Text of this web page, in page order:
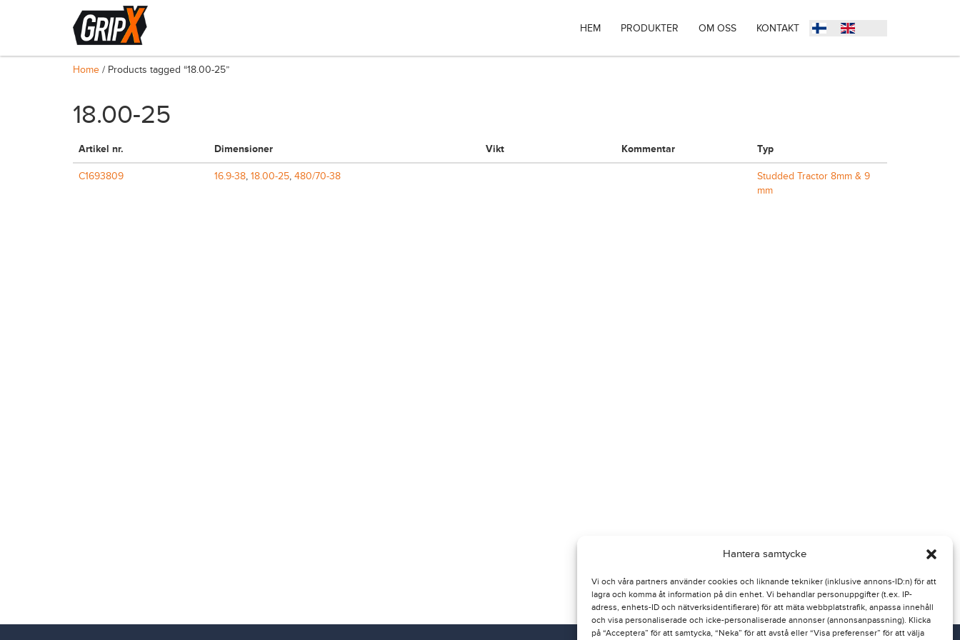
Hantera samtycke
Vi och våra partners använder cookies och liknande tekniker (inklusive annons-ID:n) för att
lagra och komma åt information på din enhet. Vi behandlar personuppgifter (t.ex. IP-
adress, enhets-ID och nätverksidentifierare) för att mäta webbplatstrafik, anpassa innehåll
och visa personaliserade och icke-personaliserade annonser (annonsanpassning). Klicka
på “Acceptera” för att samtycka, “Neka” för att avstå eller “Visa preferenser” för att välja
HEM PRODUKTER OM OSS KONTAKT
Home / Products tagged “18.00-25”
18.00-25
Artikel nr. Dimensioner Vikt Kommentar Typ
C1693809 16.9-38, 18.00-25, 480/70-38
Studded Tractor 8mm & 9
mm